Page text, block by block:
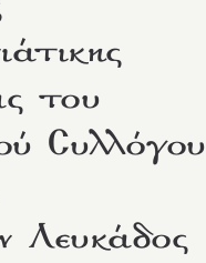
του
Συλλόγου
Λευκάδος